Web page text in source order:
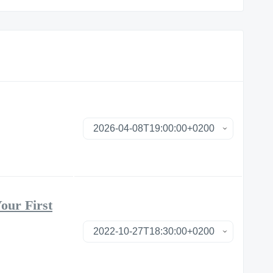
First